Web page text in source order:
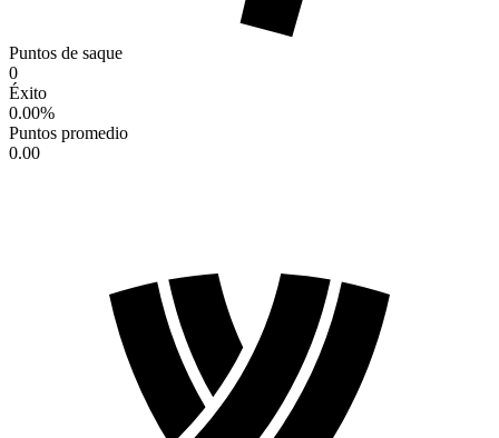
Puntos de saque
0
Éxito
0.00%
Puntos promedio
0.00